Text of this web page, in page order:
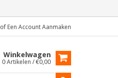
of Een Account Aanmaken
Winkelwagen
0 Artikelen / €0,00